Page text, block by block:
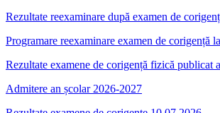
Rezultate reexaminare după examen de
Programare reexaminare examen de corigență
Rezultate examene de corigență fizică publicat
Admitere an școlar 2026-2027